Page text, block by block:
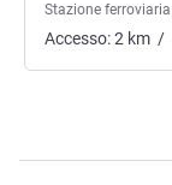
Stazione ferroviaria
Accesso:2 km /